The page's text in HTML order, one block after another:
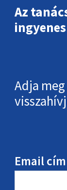
Az
Adja
Email